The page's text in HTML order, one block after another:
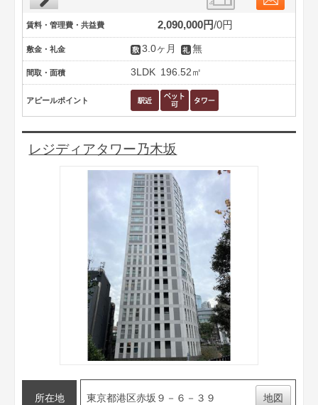
賃料・管理費・共益費 2,090,000円 0円
敷金・礼金 3.0ヶ月 無
間取・面積 3LDK 196.52㎡
アピールポイント
レジディアタワー乃木坂
所在地 東京都港区赤坂９－６－３９ 地図